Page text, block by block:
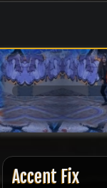
de
inhoud
Accent Fix